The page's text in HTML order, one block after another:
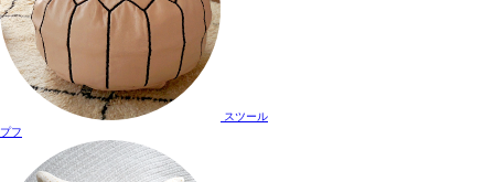
スツール
プフ